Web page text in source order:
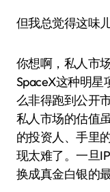
但我总觉得这味
你想啊，私人市
SpaceX这种明星
么非得跑到公开
私人市场的估值
的投资人、手里
现太难了。一旦
换成真金白银的